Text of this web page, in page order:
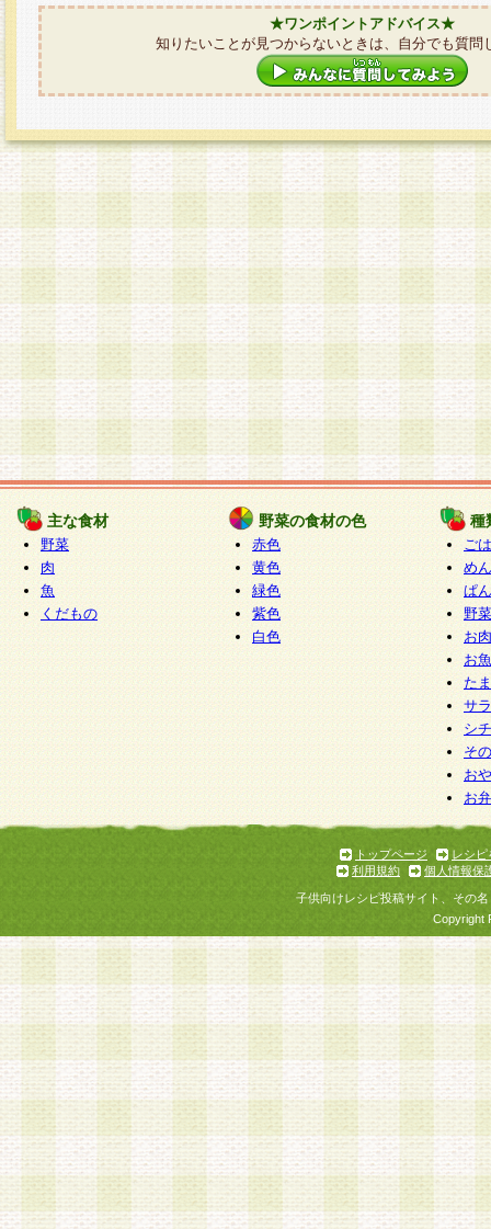
★ワンポイントアドバイス★
知りたいことが見つからないときは、自分でも質問
主な食材
野菜
肉
魚
くだもの
野菜の食材の色
赤色
黄色
緑色
紫色
白色
種
ご
めん
ぱん
野
お
お
た
サ
シ
そ
お
お
トップページ
レシピ
利用規約
個人情報保
子供向けレシピ投稿サイト、その
Copyright